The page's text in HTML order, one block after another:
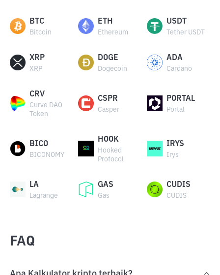
BTC
Bitcoin
ETH
Ethereum
USDT
Tether USDT
XRP
XRP
DOGE
Dogecoin
ADA
Cardano
CRV
Curve DAO
Token
CSPR
Casper
PORTAL
Portal
BICO
BICONOMY
HOOK
Hooked
Protocol
IRYS
Irys
LA
Lagrange
GAS
Gas
CUDIS
CUDIS
FAQ